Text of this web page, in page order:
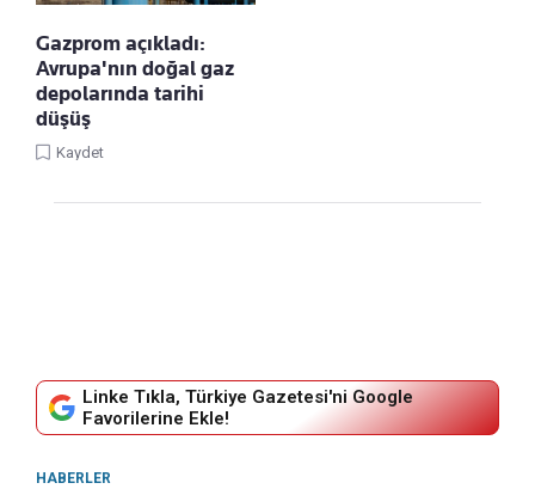
Gazprom açıkladı:
Avrupa'nın doğal gaz
depolarında tarihi
düşüş
Kaydet
Linke Tıkla, Türkiye Gazetesi'ni Google
Favorilerine Ekle!
HABERLER